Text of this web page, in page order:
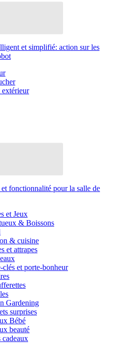
et simplifié: action sur les
extérieur
fonctionnalité pour la salle de
et Jeux
& Boissons
& cuisine
et attrapes
clés et porte-bonheur
Gardening
surprises
Bébé
beauté